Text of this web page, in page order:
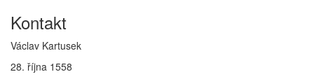
Kontakt
Václav Kartusek
28. října 1558